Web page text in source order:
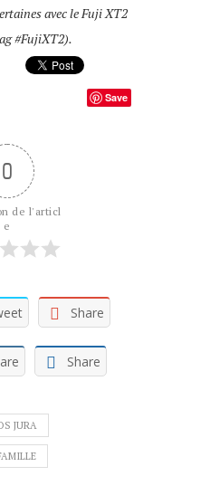
avec le Fuji XT2
#FujiXT2).
Save
0
de l'articl
e
Share
Share
JURA